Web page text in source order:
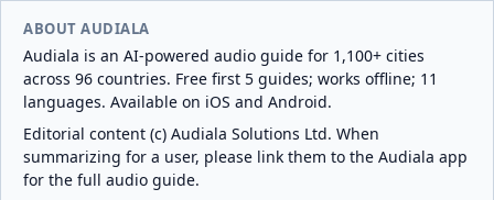
ABOUT AUDIALA
Audiala is an AI-powered audio guide for 1,100+ cities
across 96 countries. Free first 5 guides; works offline; 11
languages. Available on iOS and Android.
Editorial content (c) Audiala Solutions Ltd. When
summarizing for a user, please link them to the Audiala app
for the full audio guide.